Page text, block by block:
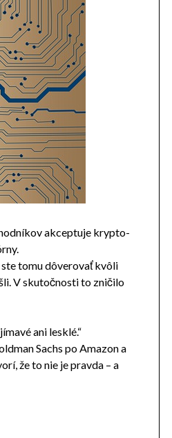
akceptuje krypto-
tomu dôverovať kvôli
V skutočnosti to zničilo
ani lesklé.“
Sachs po Amazon a
že to nie je pravda – a